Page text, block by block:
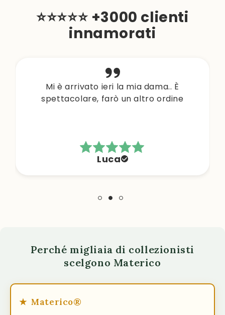
⭐⭐⭐⭐⭐ +3000 clienti
innamorati
Mi è arrivato ieri la mia dama.. È
spettacolare, farò un altro ordine
Luca
Perché migliaia di collezionisti
scelgono Materico
★ Materico®